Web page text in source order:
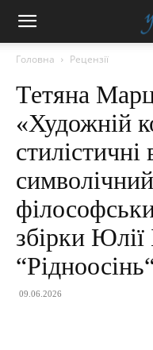
Головна Рецензії
Тетяна
«Художній
стилістичні
збірки
09.06.2026